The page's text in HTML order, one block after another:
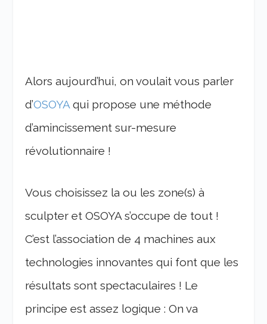
Alors aujourd’hui, on voulait vous parler
d’OSOYAqui propose une méthode
d’amincissement sur-mesure
révolutionnaire !
Vous choisissez la ou les zone(s) à
sculpter et OSOYA s’occupe de tout !
C’est l’association de 4 machines aux
technologies innovantes qui font que les
résultats sont spectaculaires ! Le
principe est assez logique : On va